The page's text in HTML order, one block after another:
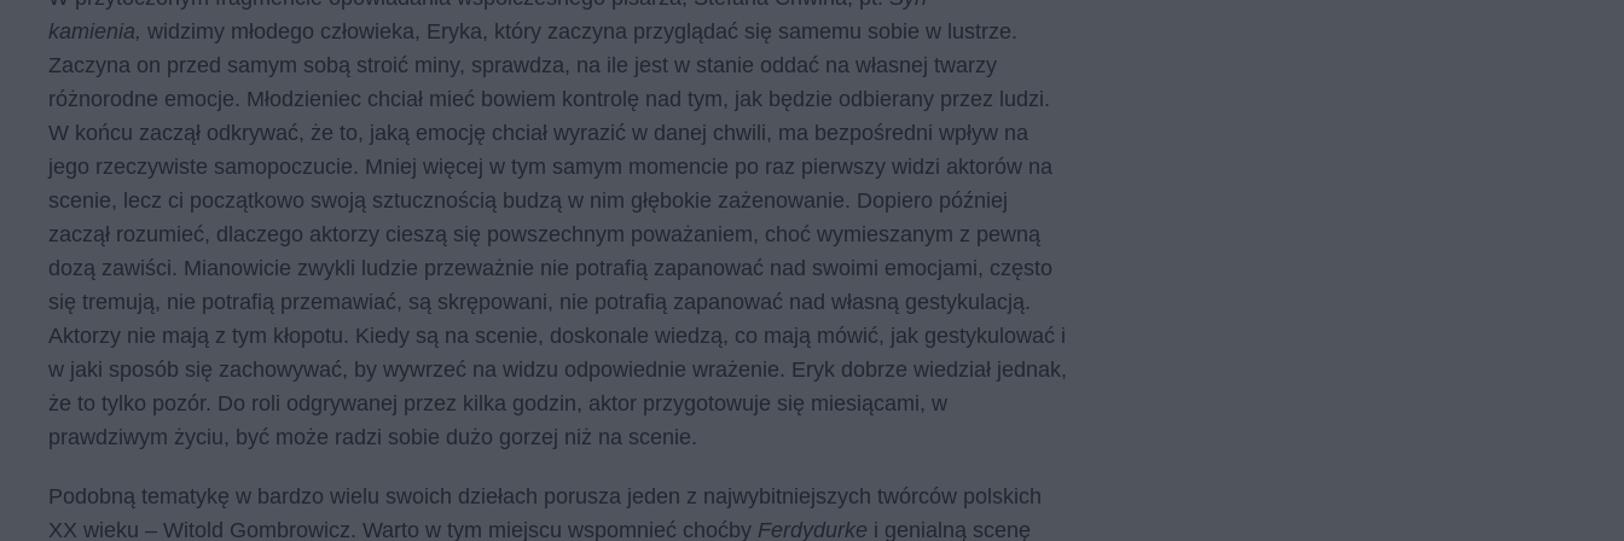
kamienia, widzimy młodego człowieka, Eryka, który zaczyna przyglądać się samemu sobie w lustrze.
Zaczyna on przed samym sobą stroić miny, sprawdza, na ile jest w stanie oddać na własnej twarzy
różnorodne emocje. Młodzieniec chciał mieć bowiem kontrolę nad tym, jak będzie odbierany przez ludzi.
W końcu zaczął odkrywać, że to, jaką emocję chciał wyrazić w danej chwili, ma bezpośredni wpływ na
jego rzeczywiste samopoczucie. Mniej więcej w tym samym momencie po raz pierwszy widzi aktorów na
scenie, lecz ci początkowo swoją sztucznością budzą w nim głębokie zażenowanie. Dopiero później
zaczął rozumieć, dlaczego aktorzy cieszą się powszechnym poważaniem, choć wymieszanym z pewną
dozą zawiści. Mianowicie zwykli ludzie przeważnie nie potrafią zapanować nad swoimi emocjami, często
się tremują, nie potrafią przemawiać, są skrępowani, nie potrafią zapanować nad własną gestykulacją.
Aktorzy nie mają z tym kłopotu. Kiedy są na scenie, doskonale wiedzą, co mają mówić, jak gestykulować i
w jaki sposób się zachowywać, by wywrzeć na widzu odpowiednie wrażenie. Eryk dobrze wiedział jednak,
że to tylko pozór. Do roli odgrywanej przez kilka godzin, aktor przygotowuje się miesiącami, w
prawdziwym życiu, być może radzi sobie dużo gorzej niż na scenie.
Podobną tematykę w bardzo wielu swoich dziełach porusza jeden z najwybitniejszych twórców polskich
XX wieku – Witold Gombrowicz. Warto w tym miejscu wspomnieć choćby Ferdydurke i genialną scenę